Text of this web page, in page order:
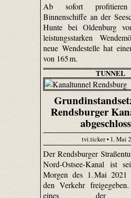
Ab sofort
Binnenschiffe an der
Hunte bei Oldenburg
leistungsstarken
neue Wendestelle hat
von 165 m.
TUNNEL
Rendsburger
tvi.ticker • 1. Mai
Der Rendsburger
Nord-Ostsee-Kanal ist
Morgen des 1. Mai 2021
den Verkehr
eines der